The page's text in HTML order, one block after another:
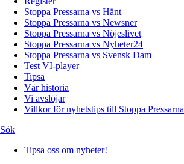
Stoppa Pressarna vs Hänt
Stoppa Pressarna vs Newsner
Stoppa Pressarna vs Nöjeslivet
Stoppa Pressarna vs Nyheter24
Stoppa Pressarna vs Svensk Dam
Test VI-player
Tipsa
Vår historia
Vi avslöjar
Villkor för nyhetstips till Stoppa Pressarna
Sök
Tipsa oss om nyheter!